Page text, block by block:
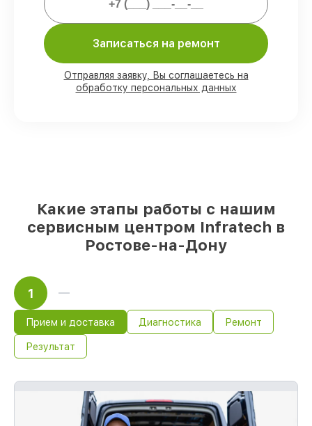
Мы гарантируем:
работ по ремонту выполняются с
возможностью присутствия владельца
90%запчастей Infratech готовы к
установке в наших мастерских в
тот же день, при немедленном старте
работ
Записаться на ремонт
Отправляя заявку, Вы соглашаетесь на
обработку персональных данных
Какие этапы работы с нашим
сервисным центром Infratech в
Ростове-на-Дону
1
Прием и доставка Диагностика Ремонт
Результат